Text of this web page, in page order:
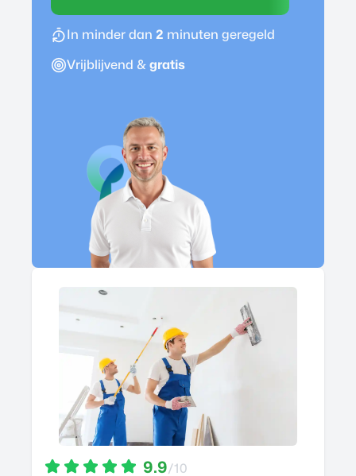
In minder dan 2 minuten geregeld
Vrijblijvend & gratis
9.9/10